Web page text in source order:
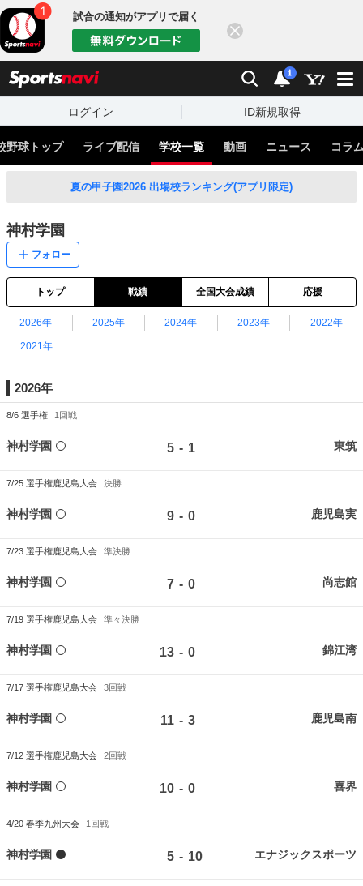
試合の通知がアプリで届く
検索 通知
i
ログイン ID新規取得
野球トップ ライブ配信 学校一覧 動画 ニュース コラ
夏の甲子園2026 出場校ランキング(アプリ限定)
神村学園
フォロー
トップ 戦績 全国大会成績 応援
2026年 2025年 2024年 2023年 2022年
2021年
2026年
8/6 選手権 1回戦
神村学園 5 - 1 東筑
7/25 選手権鹿児島大会 決勝
神村学園 9 - 0 鹿児島実
7/23 選手権鹿児島大会 準決勝
神村学園 7 - 0 尚志館
7/19 選手権鹿児島大会 準々決勝
神村学園 13 - 0 錦江湾
7/17 選手権鹿児島大会 3回戦
神村学園 11 - 3 鹿児島南
7/12 選手権鹿児島大会 2回戦
神村学園 10 - 0 喜界
4/20 春季九州大会 1回戦
神村学園 5 - 10 エナジックスポーツ